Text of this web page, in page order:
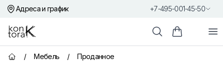
Адреса и график +7-495-001-45-50
Контора К
ПоискКорзина
Главная страница
/ Мебель / Проданное